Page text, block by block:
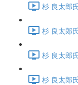
杉 良太郎
杉 良太郎
杉 良太郎
杉 良太郎